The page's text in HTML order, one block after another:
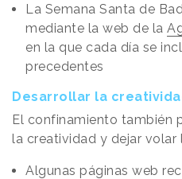
La Semana Santa de
mediante la web de la
en la que cada día se
precedentes
Desarrollar la
El confinamiento también
la creatividad y dejar volar
Algunas páginas web